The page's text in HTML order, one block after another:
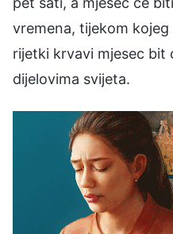
vremena, tijekom
rijetki krvavi mjesec bit
dijelovima svijeta.